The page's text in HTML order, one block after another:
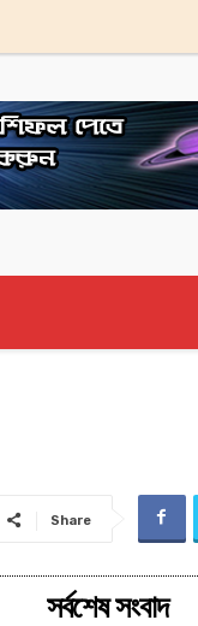
Share
সর্বশেষ সংবাদ